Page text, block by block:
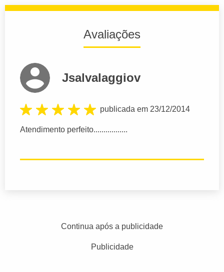
Avaliações
Jsalvalaggiov
publicada em 23/12/2014
Atendimento perfeito.................
Continua após a publicidade
Publicidade